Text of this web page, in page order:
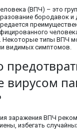
(ВПЧ) – это
бородавок и
типы ВПЧ
видимых симптомов.
вирусом
заражения ВПЧ
избегать